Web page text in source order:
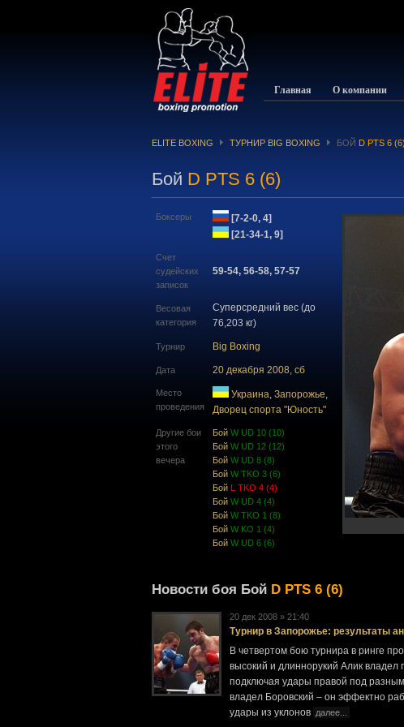
Главная О компании
ELITE BOXING ТУРНИР BIG BOXING БОЙ D PTS 6 (6)
Бой D PTS 6 (6)
Боксеры
[7-2-0, 4]
[21-34-1, 9]
Счет
судейских
записок
59-54, 56-58, 57-57
Весовая
категория
Суперсредний вес (до
76,203 кг)
Турнир Big Boxing
Дата 20 декабря 2008, сб
Место
проведения
Украина, Запорожье,
Дворец спорта "Юность"
Другие бои
этого
вечера
Бой W UD 10 (10)
Бой W UD 12 (12)
Бой W UD 8 (8)
Бой W TKO 3 (6)
Бой L TKO 4 (4)
Бой W UD 4 (4)
Бой W TKO 1 (8)
Бой W KO 1 (4)
Бой W UD 6 (6)
Новости боя Бой D PTS 6 (6)
20 дек 2008 » 21:40
Турнир в Запорожье: результаты
В четвертом бою турнира в ринге
высокий и длиннорукий Алик
подключая удары правой под
владел Боровский – он эффектно
удары из уклонов далее...